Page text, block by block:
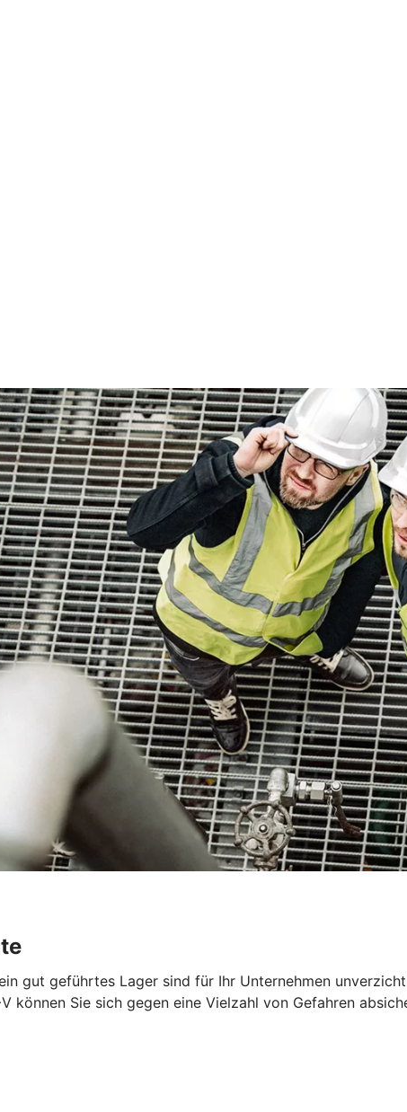
gut geführtes Lager sind für Ihr Unternehmen
können Sie sich gegen eine Vielzahl von Gefahren